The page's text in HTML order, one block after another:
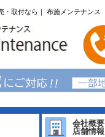
・取付なら｜ 布施メンテナンス
会社概要
店舗情報